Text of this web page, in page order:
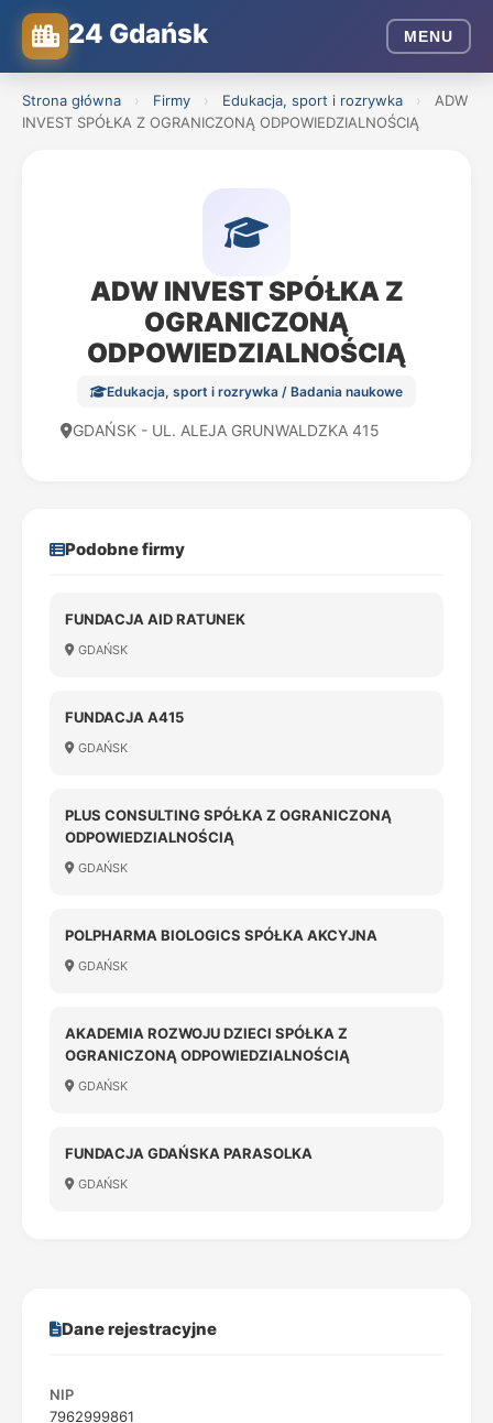
24 Gdańsk MENU
Strona główna › Firmy › Edukacja, sport i rozrywka ›
ADW
INVEST SPÓŁKA Z OGRANICZONĄ ODPOWIEDZIALNOŚCIĄ
ADW INVEST SPÓŁKA Z
OGRANICZONĄ
ODPOWIEDZIALNOŚCIĄ
Edukacja, sport i rozrywka / Badania naukowe
GDAŃSK - UL. ALEJA GRUNWALDZKA 415
Podobne firmy
FUNDACJA AID RATUNEK
GDAŃSK
FUNDACJA A415
GDAŃSK
PLUS CONSULTING SPÓŁKA Z OGRANICZONĄ
ODPOWIEDZIALNOŚCIĄ
GDAŃSK
POLPHARMA BIOLOGICS SPÓŁKA AKCYJNA
GDAŃSK
AKADEMIA ROZWOJU DZIECI SPÓŁKA Z
OGRANICZONĄ ODPOWIEDZIALNOŚCIĄ
GDAŃSK
FUNDACJA GDAŃSKA PARASOLKA
GDAŃSK
Dane rejestracyjne
NIP
7962999861